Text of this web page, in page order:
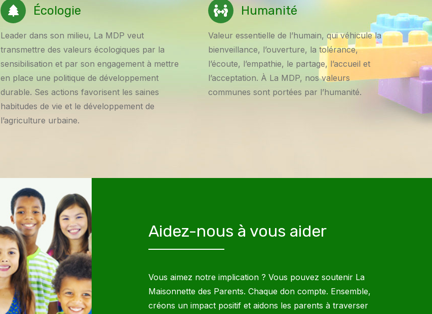
Écologie
Leader dans son milieu, La MDP veut
transmettre des valeurs écologiques par la
sensibilisation et par son engagement à mettre
en place une politique de développement
durable. Ses actions favorisent les saines
habitudes de vie et le développement de
l’agriculture urbaine.
Humanité
Valeur essentielle de l’humain, qui véhicule la
bienveillance, l’ouverture, la tolérance,
l’écoute, l’empathie, le partage, l’accueil et
l’acceptation. À La MDP, nos valeurs
communes sont portées par l’humanité.
Aidez-nous à vous aider
Vous aimez notre implication ? Vous pouvez soutenir La
Maisonnette des Parents. Chaque don compte. Ensemble,
créons un impact positif et aidons les parents à traverser